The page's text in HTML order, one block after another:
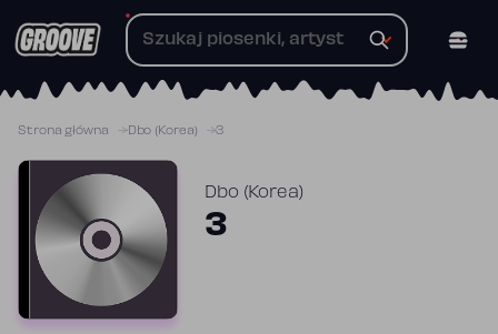
do
Strona główna Dbo (Korea) 3
Dbo (Korea)
3